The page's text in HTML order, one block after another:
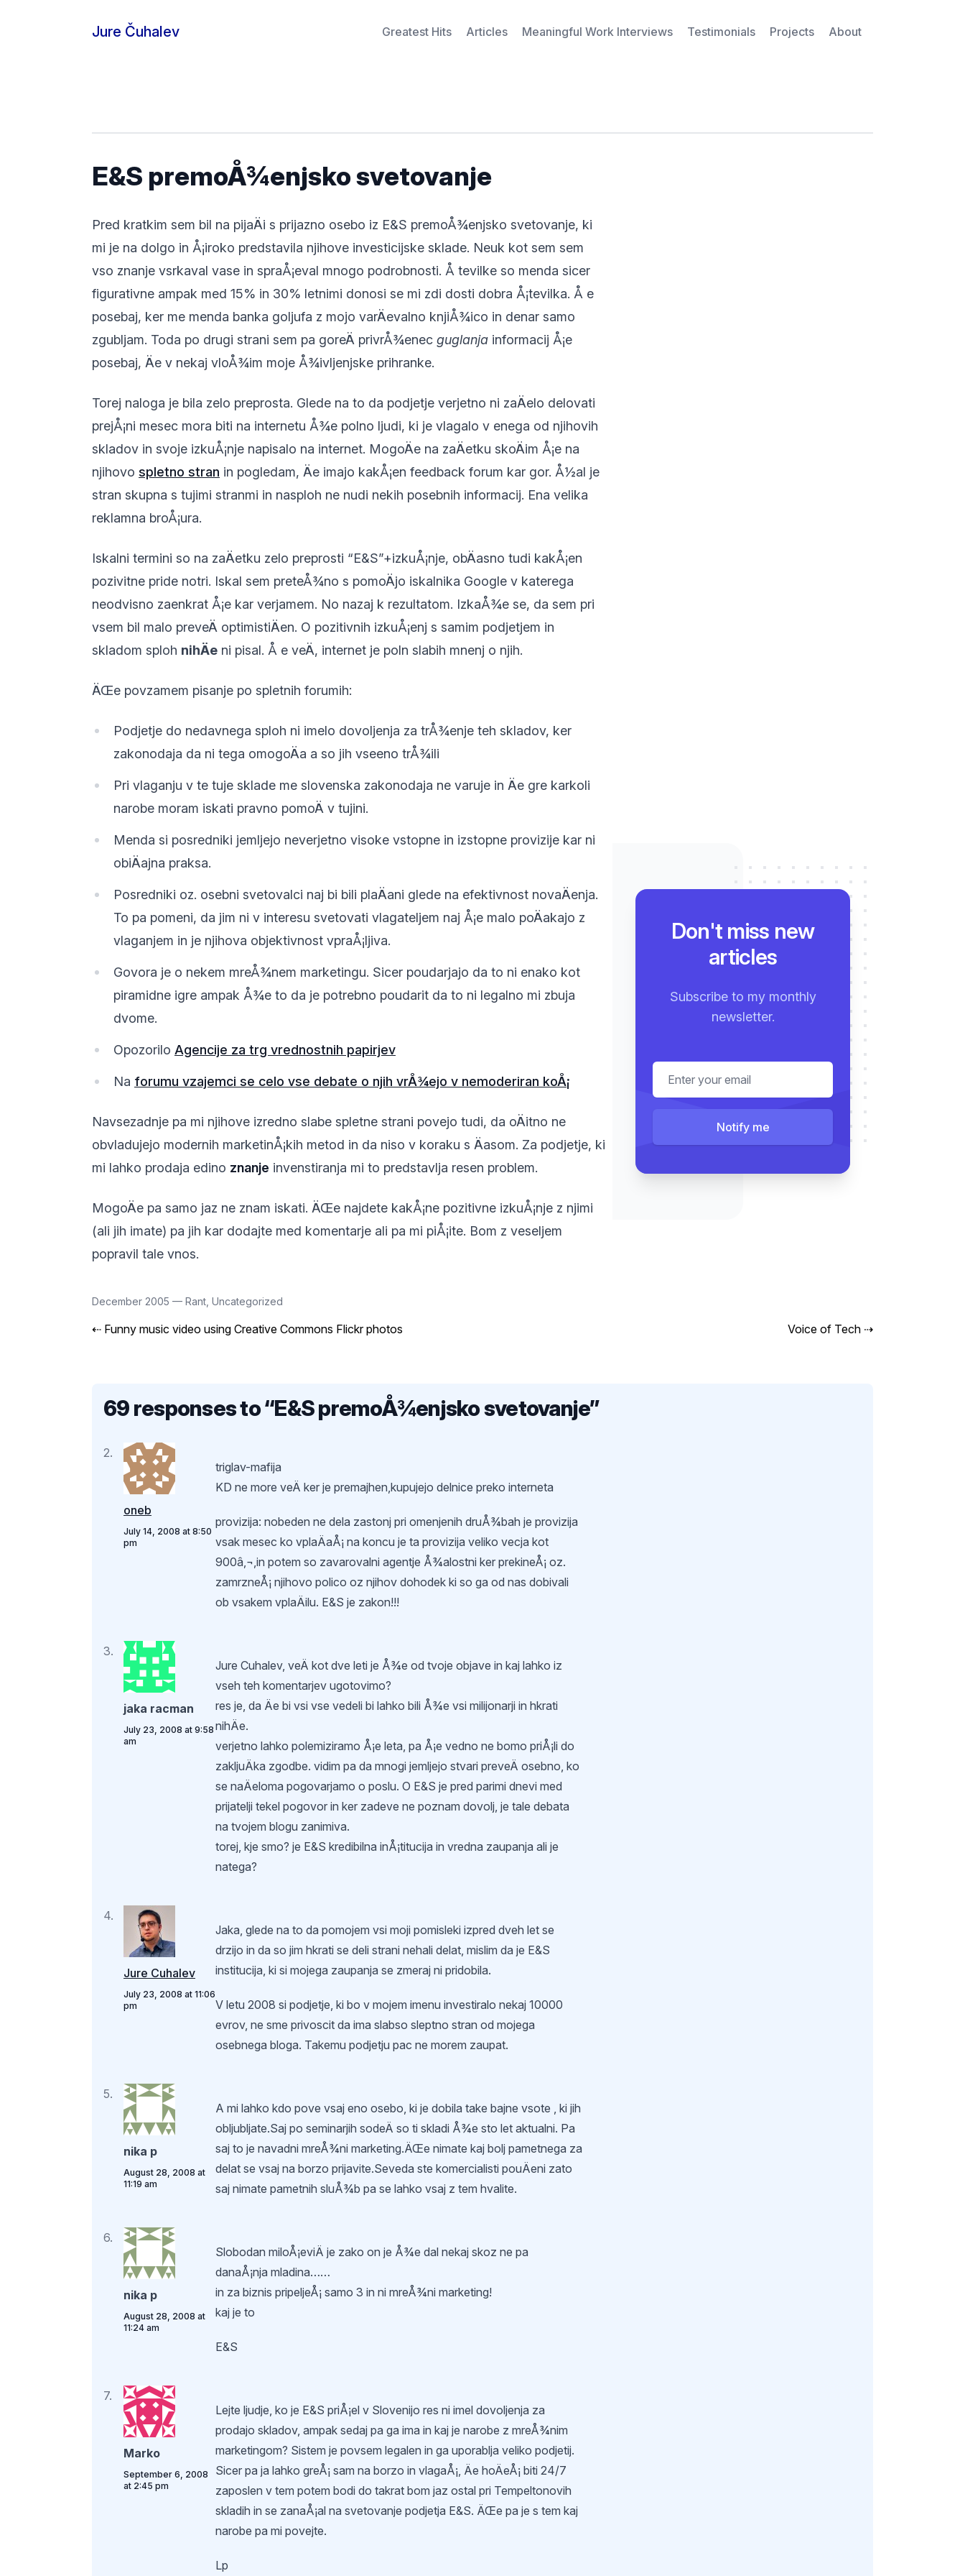
Jure Čuhalev Greatest Hits Articles Meaningful Work Interviews Testimonials Projects About
E&S premoÅ¾enjsko svetovanje
Pred kratkim sem bil na pijaÄi s prijazno osebo iz E&S premoÅ¾enjsko svetovanje, ki
mi je na dolgo in Å¡iroko predstavila njihove investicijske sklade. Neuk kot sem sem
vso znanje vsrkaval vase in spraÅ¡eval mnogo podrobnosti. Å tevilke so menda sicer
figurativne ampak med 15% in 30% letnimi donosi se mi zdi dosti dobra Å¡tevilka. Å e
posebaj, ker me menda banka goljufa z mojo varÄevalno knjiÅ¾ico in denar samo
zgubljam. Toda po drugi strani sem pa goreÄ privrÅ¾enec guglanja informacij Å¡e
posebaj, Äe v nekaj vloÅ¾im moje Å¾ivljenjske prihranke.
Torej naloga je bila zelo preprosta. Glede na to da podjetje verjetno ni zaÄelo delovati
prejÅ¡ni mesec mora biti na internetu Å¾e polno ljudi, ki je vlagalo v enega od njihovih
skladov in svoje izkuÅ¡nje napisalo na internet. MogoÄe na zaÄetku skoÄim Å¡e na
njihovo spletno stran in pogledam, Äe imajo kakÅ¡en feedback forum kar gor. Å½al je
stran skupna s tujimi stranmi in nasploh ne nudi nekih posebnih informacij. Ena velika
reklamna broÅ¡ura.
Iskalni termini so na zaÄetku zelo preprosti “E&S”+izkuÅ¡nje, obÄasno tudi kakÅ¡en
pozivitne pride notri. Iskal sem preteÅ¾no s pomoÄjo iskalnika Google v katerega
neodvisno zaenkrat Å¡e kar verjamem. No nazaj k rezultatom. IzkaÅ¾e se, da sem pri
vsem bil malo preveÄ optimistiÄen. O pozitivnih izkuÅ¡enj s samim podjetjem in
skladom sploh nihÄe ni pisal. Å e veÄ, internet je poln slabih mnenj o njih.
ÄŒe povzamem pisanje po spletnih forumih:
Podjetje do nedavnega sploh ni imelo dovoljenja za trÅ¾enje teh skladov, ker
zakonodaja da ni tega omogoÄa a so jih vseeno trÅ¾ili
Pri vlaganju v te tuje sklade me slovenska zakonodaja ne varuje in Äe gre karkoli
narobe moram iskati pravno pomoÄ v tujini.
Menda si posredniki jemljejo neverjetno visoke vstopne in izstopne provizije kar ni
obiÄajna praksa.
Posredniki oz. osebni svetovalci naj bi bili plaÄani glede na efektivnost novaÄenja.
To pa pomeni, da jim ni v interesu svetovati vlagateljem naj Å¡e malo poÄakajo z
vlaganjem in je njihova objektivnost vpraÅ¡ljiva.
Govora je o nekem mreÅ¾nem marketingu. Sicer poudarjajo da to ni enako kot
piramidne igre ampak Å¾e to da je potrebno poudarit da to ni legalno mi zbuja
dvome.
Opozorilo Agencije za trg vrednostnih papirjev
Na forumu vzajemci se celo vse debate o njih vrÅ¾ejo v nemoderiran koÅ¡
Navsezadnje pa mi njihove izredno slabe spletne strani povejo tudi, da oÄitno ne
obvladujejo modernih marketinÅ¡kih metod in da niso v koraku s Äasom. Za podjetje, ki
mi lahko prodaja edino znanje invenstiranja mi to predstavlja resen problem.
MogoÄe pa samo jaz ne znam iskati. ÄŒe najdete kakÅ¡ne pozitivne izkuÅ¡nje z njimi
(ali jih imate) pa jih kar dodajte med komentarje ali pa mi piÅ¡ite. Bom z veseljem
popravil tale vnos.
Don't miss new
articles
Subscribe to my monthly
newsletter.
Email address
Notify me
December 2005 — Rant Uncategorized
⇠ Funny music video using Creative Commons Flickr photos Voice of Tech ⇢
69 responses to “E&S premoÅ¾enjsko svetovanje”
oneb
July 14, 2008 at 8:50
pm
triglav-mafija
KD ne more veÄ ker je premajhen,kupujejo delnice preko interneta
provizija: nobeden ne dela zastonj pri omenjenih druÅ¾bah je provizija
vsak mesec ko vplaÄaÅ¡ na koncu je ta provizija veliko vecja kot
900â‚¬,in potem so zavarovalni agentje Å¾alostni ker prekineÅ¡ oz.
zamrzneÅ¡ njihovo polico oz njihov dohodek ki so ga od nas dobivali
ob vsakem vplaÄilu. E&S je zakon!!!
jaka racman
July 23, 2008 at 9:58
am
Jure Cuhalev, veÄ kot dve leti je Å¾e od tvoje objave in kaj lahko iz
vseh teh komentarjev ugotovimo?
res je, da Äe bi vsi vse vedeli bi lahko bili Å¾e vsi milijonarji in hkrati
nihÄe.
verjetno lahko polemiziramo Å¡e leta, pa Å¡e vedno ne bomo priÅ¡li do
zakljuÄka zgodbe. vidim pa da mnogi jemljejo stvari preveÄ osebno, ko
se naÄeloma pogovarjamo o poslu. O E&S je pred parimi dnevi med
prijatelji tekel pogovor in ker zadeve ne poznam dovolj, je tale debata
na tvojem blogu zanimiva.
torej, kje smo? je E&S kredibilna inÅ¡titucija in vredna zaupanja ali je
natega?
Jure Cuhalev
July 23, 2008 at 11:06
pm
Jaka, glede na to da pomojem vsi moji pomisleki izpred dveh let se
drzijo in da so jim hkrati se deli strani nehali delat, mislim da je E&S
institucija, ki si mojega zaupanja se zmeraj ni pridobila.
V letu 2008 si podjetje, ki bo v mojem imenu investiralo nekaj 10000
evrov, ne sme privoscit da ima slabso sleptno stran od mojega
osebnega bloga. Takemu podjetju pac ne morem zaupat.
nika p
August 28, 2008 at
11:19 am
A mi lahko kdo pove vsaj eno osebo, ki je dobila take bajne vsote , ki jih
obljubljate.Saj po seminarjih sodeÄ so ti skladi Å¾e sto let aktualni. Pa
saj to je navadni mreÅ¾ni marketing.ÄŒe nimate kaj bolj pametnega za
delat se vsaj na borzo prijavite.Seveda ste komercialisti pouÄeni zato
saj nimate pametnih sluÅ¾b pa se lahko vsaj z tem hvalite.
nika p
August 28, 2008 at
11:24 am
Slobodan miloÅ¡eviÄ je zako on je Å¾e dal nekaj skoz ne pa
danaÅ¡nja mladina……
in za biznis pripeljeÅ¡ samo 3 in ni mreÅ¾ni marketing!
kaj je to
E&S
Marko
September 6, 2008
at 2:45 pm
Lejte ljudje, ko je E&S priÅ¡el v Slovenijo res ni imel dovoljenja za
prodajo skladov, ampak sedaj pa ga ima in kaj je narobe z mreÅ¾nim
marketingom? Sistem je povsem legalen in ga uporablja veliko podjetij.
Sicer pa ja lahko greÅ¡ sam na borzo in vlagaÅ¡, Äe hoÄeÅ¡ biti 24/7
zaposlen v tem potem bodi do takrat bom jaz ostal pri Tempeltonovih
skladih in se zanaÅ¡al na svetovanje podjetja E&S. ÄŒe pa je s tem kaj
narobe pa mi povejte.
Lp